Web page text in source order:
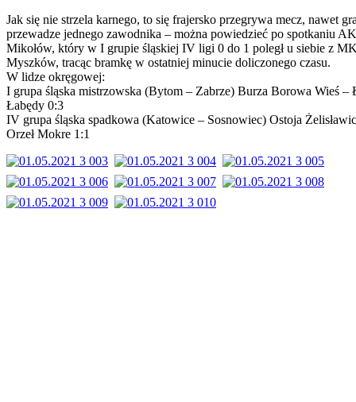
Jak się nie strzela karnego, to się frajersko przegrywa mecz, nawet
przewadze jednego zawodnika – można powiedzieć po spotkaniu
Mikołów, który w I grupie śląskiej IV ligi 0 do 1 poległ u siebie z
Myszków, tracąc bramkę w ostatniej minucie doliczonego czasu.
W lidze okręgowej:
I grupa śląska mistrzowska (Bytom – Zabrze) Burza Borowa Wieś –
Łabędy 0:3
IV grupa śląska spadkowa (Katowice – Sosnowiec) Ostoja
Orzeł Mokre 1:1